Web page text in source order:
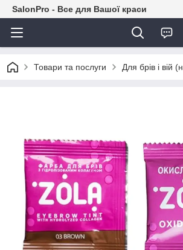
SalonPro - Все для Вашої краси
Товари та послуги Для брів і